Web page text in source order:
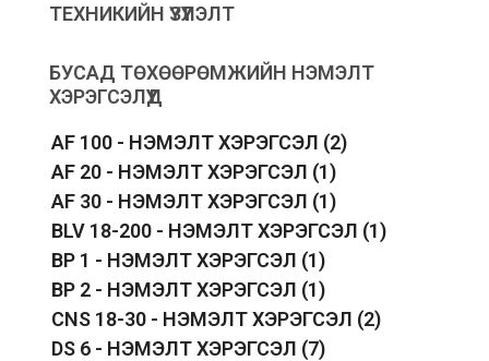
ТЕХНИКИЙН ҮЗҮҮЛЭЛТ
БУСАД ТӨХӨӨРӨМЖИЙН НЭМЭЛТ
ХЭРЭГСЭЛҮҮД
AF 100 - НЭМЭЛТ ХЭРЭГСЭЛ (2)
AF 20 - НЭМЭЛТ ХЭРЭГСЭЛ (1)
AF 30 - НЭМЭЛТ ХЭРЭГСЭЛ (1)
BLV 18-200 - НЭМЭЛТ ХЭРЭГСЭЛ (1)
BP 1 - НЭМЭЛТ ХЭРЭГСЭЛ (1)
BP 2 - НЭМЭЛТ ХЭРЭГСЭЛ (1)
CNS 18-30 - НЭМЭЛТ ХЭРЭГСЭЛ (2)
DS 6 - НЭМЭЛТ ХЭРЭГСЭЛ (7)